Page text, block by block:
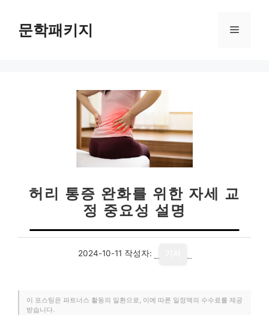
문학패키지 메
허리 통증 완화를 위한 자세 교
정 중요성 설명
2024-10-11 작성자:
이 포스팅은 파트너스 활동의 일환으로, 이에 따른 일정액의 수수료를 제공
받습니다.